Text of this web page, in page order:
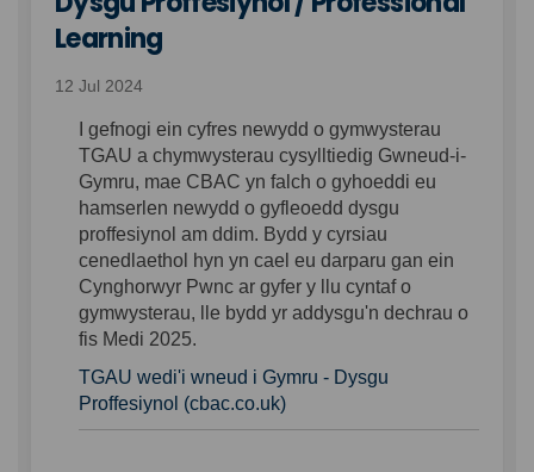
Learning
12 Jul 2024
I gefnogi ein cyfres newydd o gymwysterau
TGAU a chymwysterau cysylltiedig Gwneud-i-
Gymru, mae CBAC yn falch o gyhoeddi eu
hamserlen newydd o gyfleoedd dysgu
proffesiynol am ddim. Bydd y cyrsiau
cenedlaethol hyn yn cael eu darparu gan ein
Cynghorwyr Pwnc ar gyfer y llu cyntaf o
gymwysterau, lle bydd yr addysgu'n dechrau o
fis Medi 2025.
TGAU wedi'i wneud i Gymru - Dysgu
Proffesiynol (cbac.co.uk)(External link)